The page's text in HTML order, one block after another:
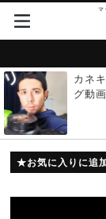
マ
カネ
グ動画
お気に入りに追